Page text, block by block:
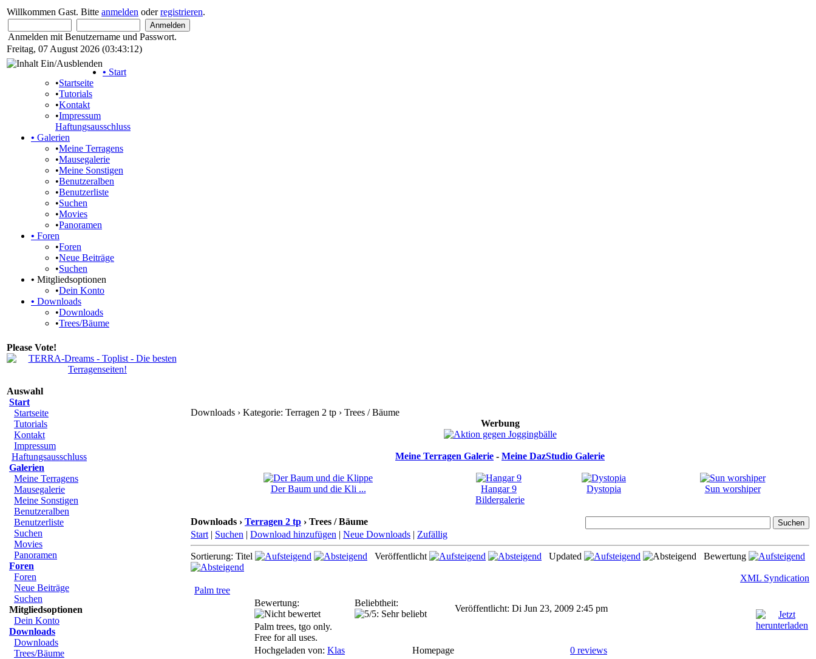
Willkommen Gast. Bitte anmelden oderregistrieren.
Anmelden mit Benutzername und Passwort.
Freitag, 07 August 2026 (03:43:12)
• Start
•Startseite
•Tutorials
•Kontakt
•Impressum
Haftungsausschluss
• Galerien
•Meine Terragens
•Mausegalerie
•Meine Sonstigen
•Benutzeralben
•Benutzerliste
•Suchen
•Movies
•Panoramen
• Foren
•Foren
•Neue Beiträge
•Suchen
• Mitgliedsoptionen
•Dein Konto
• Downloads
•Downloads
•Trees/Bäume
Please Vote!
Auswahl
Start
Startseite
Tutorials
Kontakt
Impressum
Haftungsausschluss
Galerien
Meine Terragens
Mausegalerie
Meine Sonstigen
Benutzeralben
Benutzerliste
Suchen
Movies
Panoramen
Foren
Foren
Neue Beiträge
Suchen
Mitgliedsoptionen
Dein Konto
Downloads
Downloads
Trees/Bäume
Downloads › Kategorie: Terragen 2 tp › Trees / Bäume
Werbung
Meine Terragen Galerie - Meine DazStudio Galerie
Der Baum und die Kli ... Hangar 9 Dystopia
Sun worshiper
Bildergalerie
Downloads › Terragen 2 tp › Trees / Bäume
Start | Suchen | Download hinzufügen | Neue Downloads | Zufällig
Sortierung: Titel Veröffentlicht Updated Bewertung
XML Syndication
Palm tree
Bewertung:
Beliebtheit:
Veröffentlicht: Di Jun 23, 2009 2:45 pm
Palm trees, tgo only.
Free for all uses.
Hochgeladen von: Klas Homepage 0 reviews